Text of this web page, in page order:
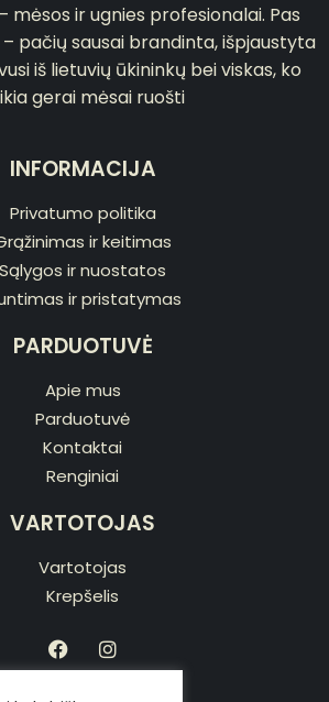
mėsos ir ugnies profesionalai. Pas
pačių sausai brandinta, išpjaustyta
iš lietuvių ūkininkų bei viskas, ko
gerai mėsai ruošti
INFORMACIJA
Privatumo politika
ir keitimas
Sąlygos ir nuostatos
ir pristatymas
PARDUOTUVĖ
Apie mus
Parduotuvė
Kontaktai
Renginiai
VARTOTOJAS
Vartotojas
Krepšelis